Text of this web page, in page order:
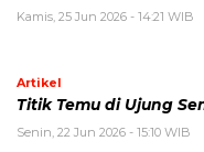
Kamis, 25 Jun 2026 - 14:21 WIB
Artikel
Titik Temu di Ujung
Senin, 22 Jun 2026 - 15:10 WIB